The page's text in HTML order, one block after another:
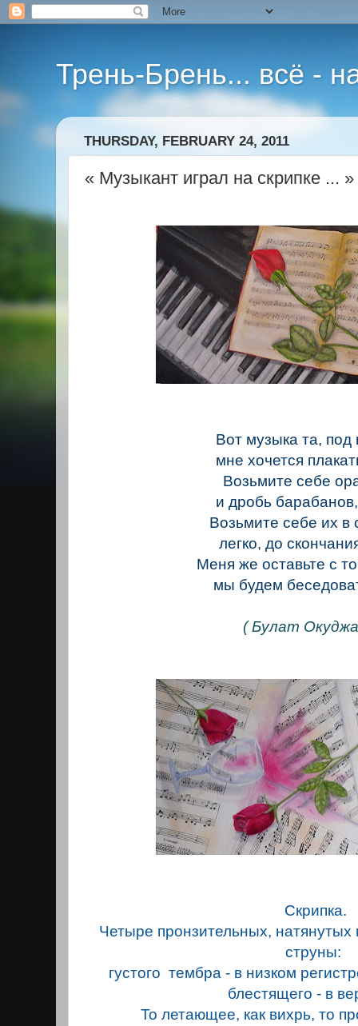
Трень-Брень... всё -
THURSDAY, FEBRUARY 24, 2011
« Музыкант играл на скрипке ... »
Вот музыка та, под
мне хочется
Возьмите себе
и дробь
Возьмите себе их в
легко, до
Меня же оставьте с
мы будем
( Булат
Скрипка.
Четыре пронзительных,
струны:
густого тембра - в низком
блестящего - в
То летающее, как вихрь, то